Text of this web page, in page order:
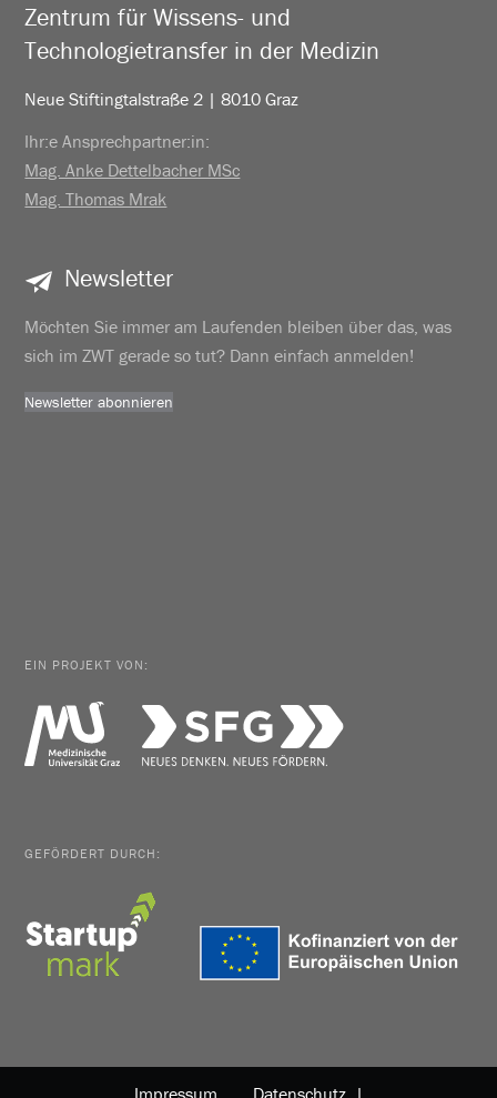
Zentrum für Wissens- und
Technologietransfer in der Medizin
Neue Stiftingtalstraße 2 | 8010 Graz
Ihr:e Ansprechpartner:in:
Mag. Anke Dettelbacher MSc
Mag. Thomas Mrak
Newsletter
Möchten Sie immer am Laufenden bleiben über das, was
sich im ZWT gerade so tut? Dann einfach anmelden!
Newsletter abonnieren
EIN PROJEKT VON:
GEFÖRDERT DURCH:
Impressum Datenschutz |